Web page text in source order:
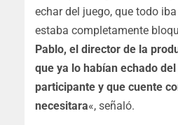
echar del juego, que todo
estaba completamente
Pablo, el director de la
que ya lo habían echado
participante y que cuente
necesitara«, señaló.